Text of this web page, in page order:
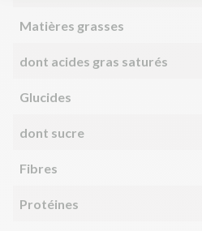
Matières grasses
dont acides gras saturés
Glucides
dont sucre
Fibres
Protéines